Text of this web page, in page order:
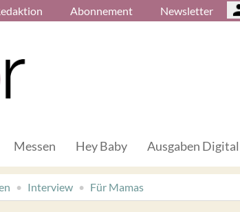
Abonnement Newsletter
Messen Hey Baby Ausgaben Digital
Interview Für Mamas